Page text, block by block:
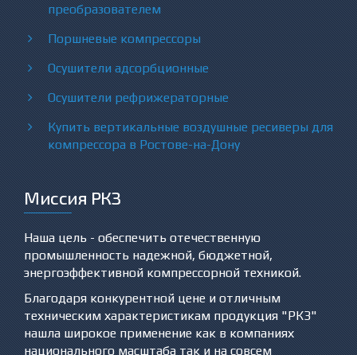
преобразователем
Поршневые компрессоры
Осушители адсорбционные
Осушители рефрижераторные
Купить вертикальные воздушные ресиверы для
компрессора в Ростове-на-Дону
Миссия РКЗ
Наша цель - обеспечить отечественную
промышленность надежной, бюджетной,
энергоэффективной компрессорной техникой.
Благодаря конкурентной цене и отличным
техническим характеристикам продукция "РКЗ"
нашла широкое применение как в компаниях
национального масштаба так и на совсем